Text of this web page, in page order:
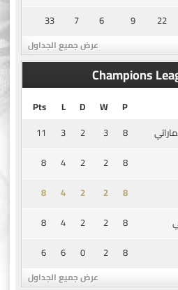
22
9
6
7
33
عرض جميع الجداول
Champions
P
W
D
L
Pts
8
3
2
3
11
8
2
2
4
8
8
2
2
4
8
8
2
2
4
8
8
2
0
6
6
عرض جميع الجداول